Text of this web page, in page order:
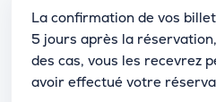
La confirmation de vos
5 jours après la
des cas, vous les recevrez
avoir effectué votre